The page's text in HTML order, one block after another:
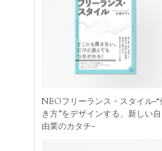
き方”をデザインする、新しい自
由業のカタチ-